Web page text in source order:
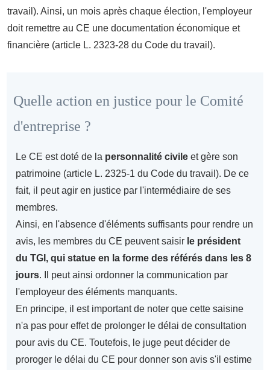
travail). Ainsi, un mois après chaque élection, l'employeur
doit remettre au CE une documentation économique et
financière (article L. 2323-28 du Code du travail).
Quelle action en justice pour le Comité
d'entreprise ?
Le CE est doté de la personnalité civile et gère son
patrimoine (article L. 2325-1 du Code du travail). De ce
fait, il peut agir en justice par l'intermédiaire de ses
membres.
Ainsi, en l'absence d'éléments suffisants pour rendre un
avis, les membres du CE peuvent saisir le président
du TGI, qui statue en la forme des référés dans les 8
jours. Il peut ainsi ordonner la communication par
l'employeur des éléments manquants.
En principe, il est important de noter que cette saisine
n'a pas pour effet de prolonger le délai de consultation
pour avis du CE. Toutefois, le juge peut décider de
proroger le délai du CE pour donner son avis s'il estime